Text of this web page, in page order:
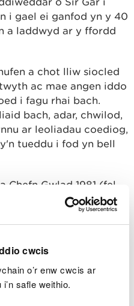
cwcis
o’r enw cwcis ar
safle weithio.
i gael ei ganfod yn y 40
a laddwyd ar y ffordd
a chot lliw siocled
ac mae angen iddo
i fagu rhai bach.
bach, adar, chwilod,
ar leoliadau coediog,
tueddu i fod yn bell
Chefn Gwlad 1981 (fel
y bele'n llwyr dan
gynnwys yn Atodlen 6,
o ddal a lladd.
5, mae'n drosedd
fwriadol